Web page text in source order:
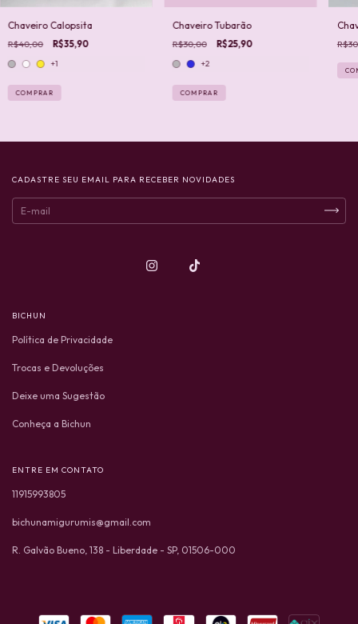
Chaveiro Calopsita
R$40,00 R$35,90
+1
COMPRAR
Chaveiro Tubarão
R$30,00 R$25,90
+2
COMPRAR
CADASTRE SEU EMAIL PARA RECEBER NOVIDADES
BICHUN
Política de Privacidade
Trocas e Devoluções
Deixe uma Sugestão
Conheça a Bichun
ENTRE EM CONTATO
11915993805
bichunamigurumis@gmail.com
R. Galvão Bueno, 138 - Liberdade - SP, 01506-000